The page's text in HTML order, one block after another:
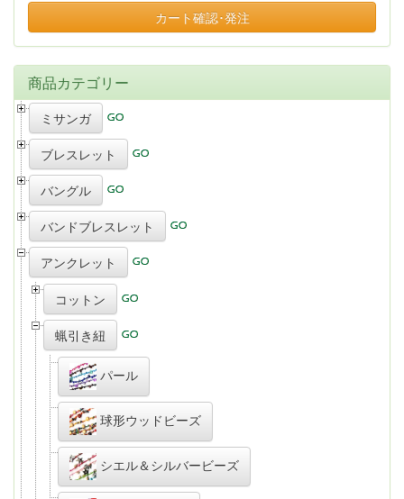
カート確認･発注
商品カテゴリー
ミサンガ
ブレスレット
バングル
バンドブレスレット
アンクレット
コットン
蝋引き紐
パール
球形ウッドビーズ
シエル＆シルバービーズ